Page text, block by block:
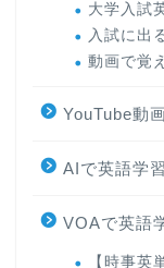
大学入試
入試に出
動画で覚
YouTube動
AIで英語学習
VOAで英語
【時事英